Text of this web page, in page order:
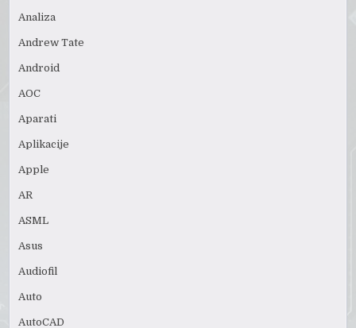
Analiza
Andrew Tate
Android
AOC
Aparati
Aplikacije
Apple
AR
ASML
Asus
Audiofil
Auto
AutoCAD